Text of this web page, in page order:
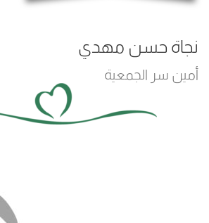
نجاة حسن مهدي
أمين سر الجمعية